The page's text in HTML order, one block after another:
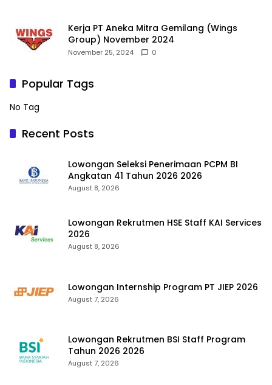
Kerja PT Aneka Mitra Gemilang (Wings
Group) November 2024
November 25, 2024 0
Popular Tags
No Tag
Recent Posts
Lowongan Seleksi Penerimaan PCPM BI
Angkatan 41 Tahun 2026 2026
August 8, 2026
Lowongan Rekrutmen HSE Staff KAI Services
2026
August 8, 2026
Lowongan Internship Program PT JIEP 2026
August 7, 2026
Lowongan Rekrutmen BSI Staff Program
Tahun 2026 2026
August 7, 2026